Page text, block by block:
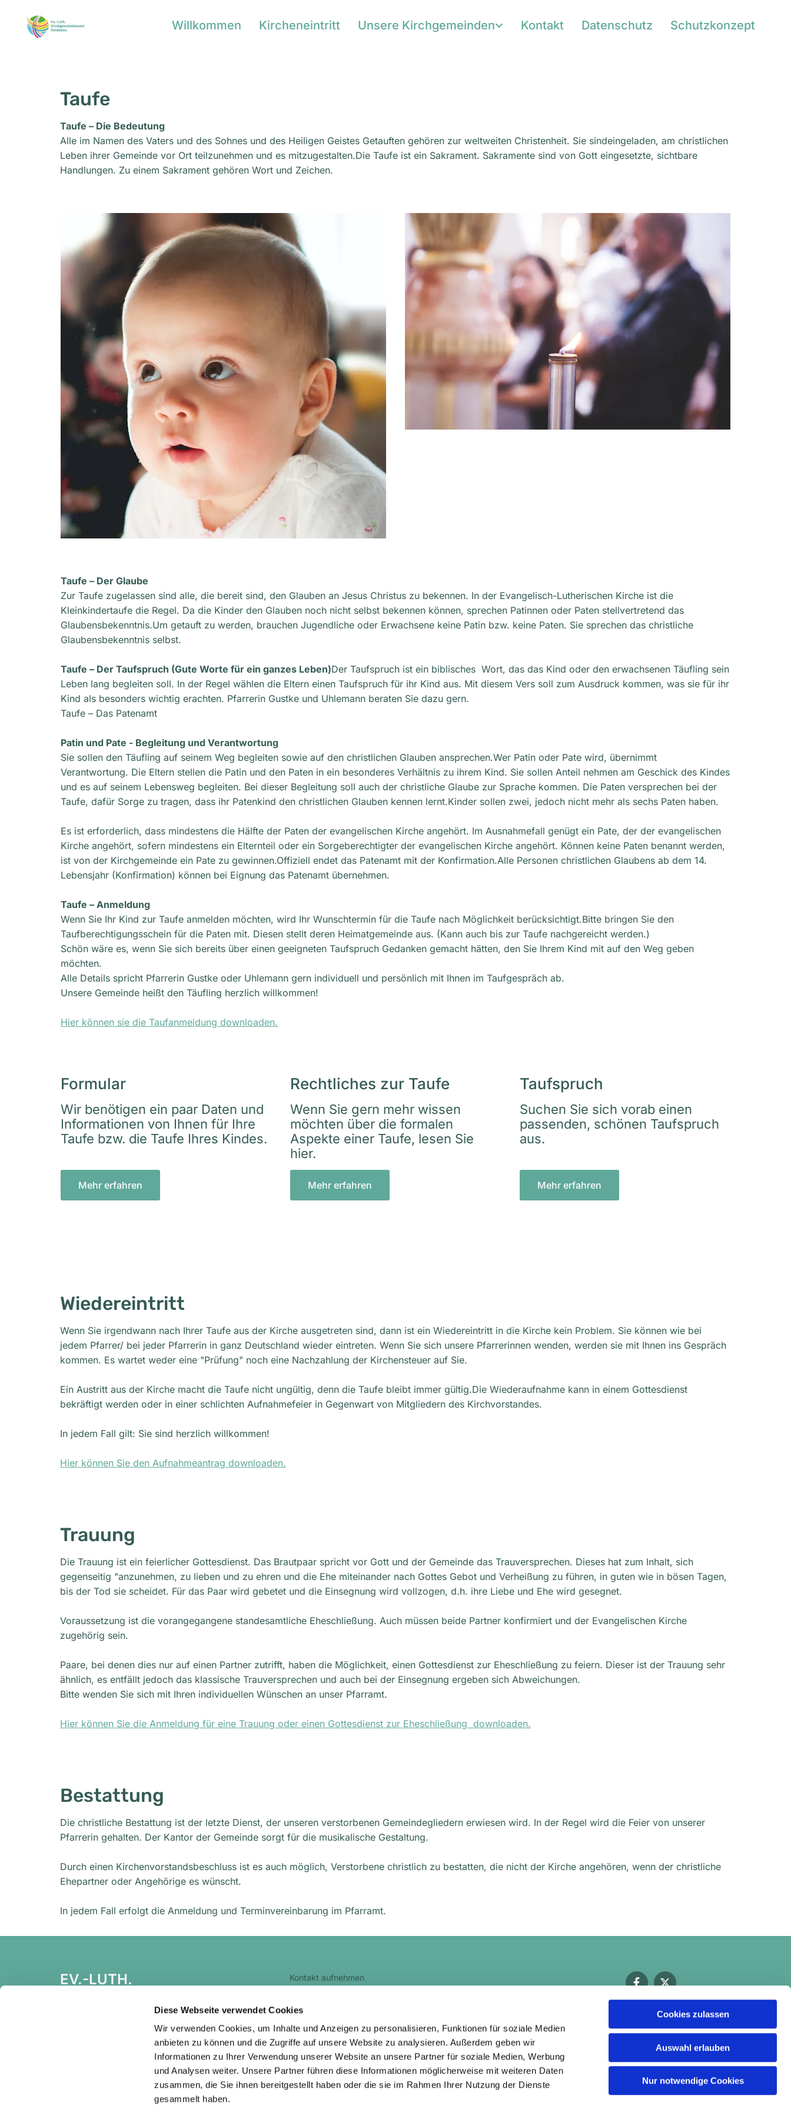
Diese Webseite verwendet Cookies
Wir verwenden Cookies, um Inhalte und Anzeigen zu personalisieren, Funktionen für soziale Medien
anbieten zu können und die Zugriffe auf unsere Website zu analysieren. Außerdem geben wir
Informationen zu Ihrer Verwendung unserer Website an unsere Partner für soziale Medien, Werbung
und Analysen weiter. Unsere Partner führen diese Informationen möglicherweise mit weiteren Daten
zusammen, die Sie ihnen bereitgestellt haben oder die sie im Rahmen Ihrer Nutzung der Dienste
gesammelt haben.
Cookies zulassen
Auswahl erlauben
Nur notwendige Cookies
Willkommen Kircheneintritt Unsere Kirchgemeinden Kontakt Datenschutz Schutzkonzept
Taufe
Taufe – Die Bedeutung
Alle im Namen des Vaters und des Sohnes und des Heiligen Geistes Getauften gehören zur weltweiten Christenheit. Sie sindeingeladen, am christlichen
Leben ihrer Gemeinde vor Ort teilzunehmen und es mitzugestalten.Die Taufe ist ein Sakrament. Sakramente sind von Gott eingesetzte, sichtbare
Handlungen. Zu einem Sakrament gehören Wort und Zeichen.
Taufe – Der Glaube
Zur Taufe zugelassen sind alle, die bereit sind, den Glauben an Jesus Christus zu bekennen. In der Evangelisch-Lutherischen Kirche ist die
Kleinkindertaufe die Regel. Da die Kinder den Glauben noch nicht selbst bekennen können, sprechen Patinnen oder Paten stellvertretend das
Glaubensbekenntnis.Um getauft zu werden, brauchen Jugendliche oder Erwachsene keine Patin bzw. keine Paten. Sie sprechen das christliche
Glaubensbekenntnis selbst.
Taufe – Der Taufspruch (Gute Worte für ein ganzes Leben)Der Taufspruch ist ein biblisches Wort, das das Kind oder den erwachsenen Täufling sein
Leben lang begleiten soll. In der Regel wählen die Eltern einen Taufspruch für ihr Kind aus. Mit diesem Vers soll zum Ausdruck kommen, was sie für ihr
Kind als besonders wichtig erachten. Pfarrerin Gustke und Uhlemann beraten Sie dazu gern.
Taufe – Das Patenamt
Patin und Pate - Begleitung und Verantwortung
Sie sollen den Täufling auf seinem Weg begleiten sowie auf den christlichen Glauben ansprechen.Wer Patin oder Pate wird, übernimmt
Verantwortung. Die Eltern stellen die Patin und den Paten in ein besonderes Verhältnis zu ihrem Kind. Sie sollen Anteil nehmen am Geschick des Kindes
und es auf seinem Lebensweg begleiten. Bei dieser Begleitung soll auch der christliche Glaube zur Sprache kommen. Die Paten versprechen bei der
Taufe, dafür Sorge zu tragen, dass ihr Patenkind den christlichen Glauben kennen lernt.Kinder sollen zwei, jedoch nicht mehr als sechs Paten haben.
Es ist erforderlich, dass mindestens die Hälfte der Paten der evangelischen Kirche angehört. Im Ausnahmefall genügt ein Pate, der der evangelischen
Kirche angehört, sofern mindestens ein Elternteil oder ein Sorgeberechtigter der evangelischen Kirche angehört. Können keine Paten benannt werden,
ist von der Kirchgemeinde ein Pate zu gewinnen.Offiziell endet das Patenamt mit der Konfirmation.Alle Personen christlichen Glaubens ab dem 14.
Lebensjahr (Konfirmation) können bei Eignung das Patenamt übernehmen.
Taufe – Anmeldung
Wenn Sie Ihr Kind zur Taufe anmelden möchten, wird Ihr Wunschtermin für die Taufe nach Möglichkeit berücksichtigt.Bitte bringen Sie den
Taufberechtigungsschein für die Paten mit. Diesen stellt deren Heimatgemeinde aus. (Kann auch bis zur Taufe nachgereicht werden.)
Schön wäre es, wenn Sie sich bereits über einen geeigneten Taufspruch Gedanken gemacht hätten, den Sie Ihrem Kind mit auf den Weg geben
möchten.
Alle Details spricht Pfarrerin Gustke oder Uhlemann gern individuell und persönlich mit Ihnen im Taufgespräch ab.
Unsere Gemeinde heißt den Täufling herzlich willkommen!
Hier können sie die Taufanmeldung downloaden.
Formular
Wir benötigen ein paar Daten und
Informationen von Ihnen für Ihre
Taufe bzw. die Taufe Ihres Kindes.
Mehr erfahren
Rechtliches zur Taufe
Wenn Sie gern mehr wissen
möchten über die formalen
Aspekte einer Taufe, lesen Sie
hier.
Mehr erfahren
Taufspruch
Suchen Sie sich vorab einen
passenden, schönen Taufspruch
aus.
Mehr erfahren
Wiedereintritt
Wenn Sie irgendwann nach Ihrer Taufe aus der Kirche ausgetreten sind, dann ist ein Wiedereintritt in die Kirche kein Problem. Sie können wie bei
jedem Pfarrer/ bei jeder Pfarrerin in ganz Deutschland wieder eintreten. Wenn Sie sich unsere Pfarrerinnen wenden, werden sie mit Ihnen ins Gespräch
kommen. Es wartet weder eine "Prüfung" noch eine Nachzahlung der Kirchensteuer auf Sie.
Ein Austritt aus der Kirche macht die Taufe nicht ungültig, denn die Taufe bleibt immer gültig.Die Wiederaufnahme kann in einem Gottesdienst
bekräftigt werden oder in einer schlichten Aufnahmefeier in Gegenwart von Mitgliedern des Kirchvorstandes.
In jedem Fall gilt: Sie sind herzlich willkommen!
Hier können Sie den Aufnahmeantrag downloaden.
Trauung
Die Trauung ist ein feierlicher Gottesdienst. Das Brautpaar spricht vor Gott und der Gemeinde das Trauversprechen. Dieses hat zum Inhalt, sich
gegenseitig "anzunehmen, zu lieben und zu ehren und die Ehe miteinander nach Gottes Gebot und Verheißung zu führen, in guten wie in bösen Tagen,
bis der Tod sie scheidet. Für das Paar wird gebetet und die Einsegnung wird vollzogen, d.h. ihre Liebe und Ehe wird gesegnet.
Voraussetzung ist die vorangegangene standesamtliche Eheschließung. Auch müssen beide Partner konfirmiert und der Evangelischen Kirche
zugehörig sein.
Paare, bei denen dies nur auf einen Partner zutrifft, haben die Möglichkeit, einen Gottesdienst zur Eheschließung zu feiern. Dieser ist der Trauung sehr
ähnlich, es entfällt jedoch das klassische Trauversprechen und auch bei der Einsegnung ergeben sich Abweichungen.
Bitte wenden Sie sich mit Ihren individuellen Wünschen an unser Pfarramt.
Hier können Sie die Anmeldung für eine Trauung oder einen Gottesdienst zur Eheschließung downloaden.
Bestattung
Die christliche Bestattung ist der letzte Dienst, der unseren verstorbenen Gemeindegliedern erwiesen wird. In der Regel wird die Feier von unserer
Pfarrerin gehalten. Der Kantor der Gemeinde sorgt für die musikalische Gestaltung.
Durch einen Kirchenvorstandsbeschluss ist es auch möglich, Verstorbene christlich zu bestatten, die nicht der Kirche angehören, wenn der christliche
Ehepartner oder Angehörige es wünscht.
In jedem Fall erfolgt die Anmeldung und Terminvereinbarung im Pfarramt.
EV.-LUTH.
Kontakt aufnehmen
ChurchDesk-Login